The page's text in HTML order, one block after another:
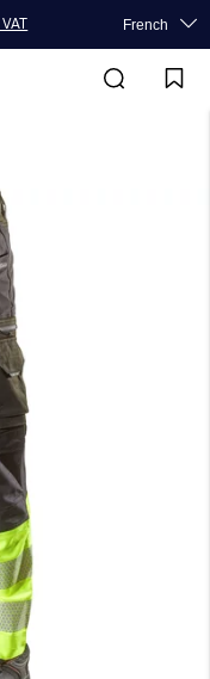
VAT French